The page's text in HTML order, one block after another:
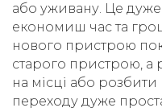
або уживану. Це дуже
економиш час та
нового пристрою
старого пристрою, а
на місці або
переходу дуже